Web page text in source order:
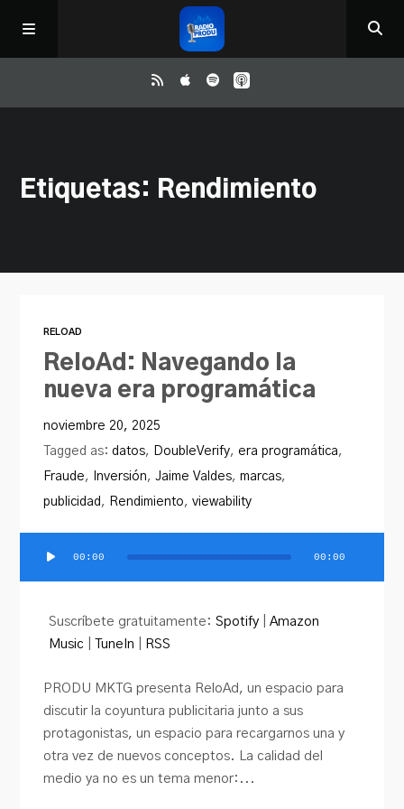
ReloAd
Contacto
Etiquetas: Rendimiento
RELOAD
ReloAd: Navegando la
nueva era programática
noviembre 20, 2025
Tagged as:datos, DoubleVerify, era programática,
Fraude, Inversión,Jaime Valdes,marcas,
publicidad , Rendimiento,viewability
Reproductor
00:00 00:00
Suscríbete gratuitamente:Spotify |Amazon
Music
TuneIn RSS
PRODU MKTG presenta ReloAd, un espacio para
discutir la coyuntura publicitaria junto a sus
protagonistas, un espacio para recargarnos una y
otra vez de nuevos conceptos. La calidad del
medio ya no es un tema menor:...